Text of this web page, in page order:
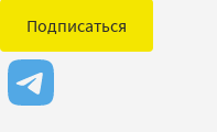
Подписаться